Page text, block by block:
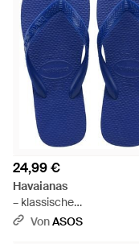
24,99 €
Havaianas
– klassische
zehenstegsandalen - Blau
VonASOS